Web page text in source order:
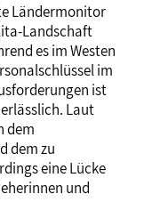
Ländermonitor
Landschaft
es im Westen
im
ist
Laut
dem
dem zu
eine Lücke
und